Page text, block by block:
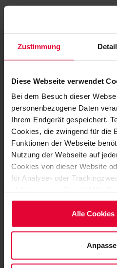
Zustimmung
Diese Webseite verwendet
Bei dem Besuch dieser
personenbezogene Daten
Ihrem Endgerät gespeichert.
Cookies, die zwingend für die
Funktionen der Webseite
Nutzung der Webseite auf
Cookies von dieser Website
für Analyse- oder
Möchten Sie dies nicht,
notwendige Cookies
(einschließlich der
Cookie-Hinweis
bzw. der
Alle Cookies
Contact
STEULER-KCH GmbH
Berggarten 1
56427 Siershahn
Germany